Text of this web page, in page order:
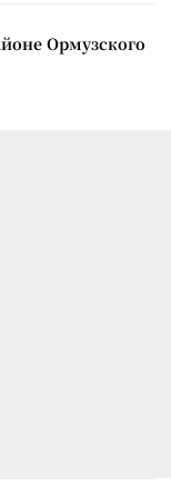
Ормузского